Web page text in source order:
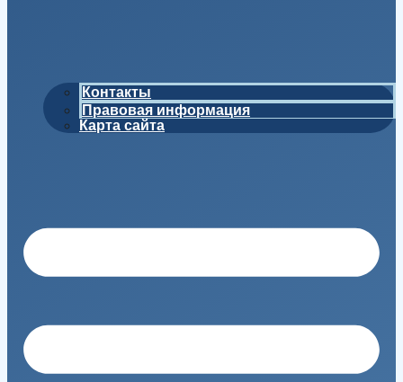
Контакты
Правовая информация
Карта сайта